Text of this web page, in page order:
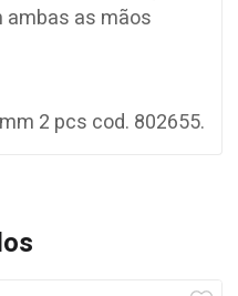
ambas as mãos
2 pcs cod. 802655.